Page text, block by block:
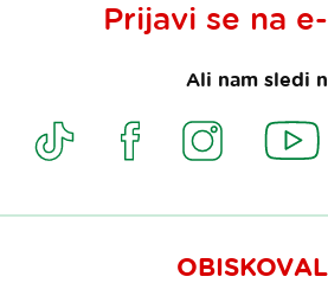
Prijavi se na
Ali nam sledi